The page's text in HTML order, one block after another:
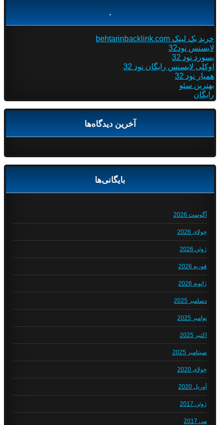
.
خرید بک لینک behtarinbacklink.com
لایسنس نود32
پسورد نود 32
اوکلی لایسنس رایگان نود 32
همیار نود 32
بهترین سئو
رایگان
آخرین دیدگاه‌ها
بایگانی‌ها
آگوست 2026
جولای 2026
ژوئن 2026
فوریه 2026
ژانویه 2026
دسامبر 2025
نوامبر 2025
اکتبر 2025
سپتامبر 2025
جولای 2020
آوریل 2020
ژوئن 2017
می 2017